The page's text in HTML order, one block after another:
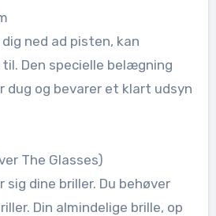
ned ad pisten, kan
Den specielle belægning
dug og bevarer et klart udsyn
The Glasses)
sig dine briller. Du behøver
Din almindelige brille, op